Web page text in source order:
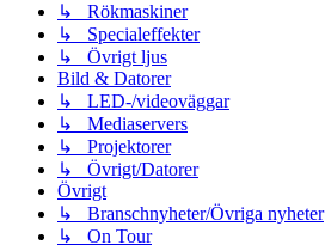
↳ Rökmaskiner
↳ Specialeffekter
↳ Övrigt ljus
Bild & Datorer
↳ LED-/videoväggar
↳ Mediaservers
↳ Projektorer
↳ Övrigt/Datorer
Övrigt
↳ Branschnyheter/Övriga nyheter
↳ On Tour